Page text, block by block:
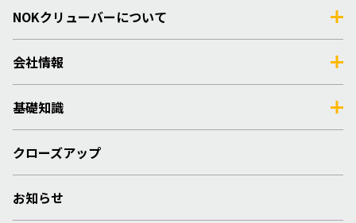
NOKクリューバーについて
会社情報
基礎知識
クローズアップ
お知らせ